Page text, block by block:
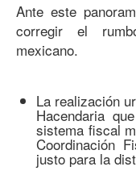
Ante este
corregir el
mexicano.
La realización
Hacendaria
sistema fiscal
Coordinación
justo para la